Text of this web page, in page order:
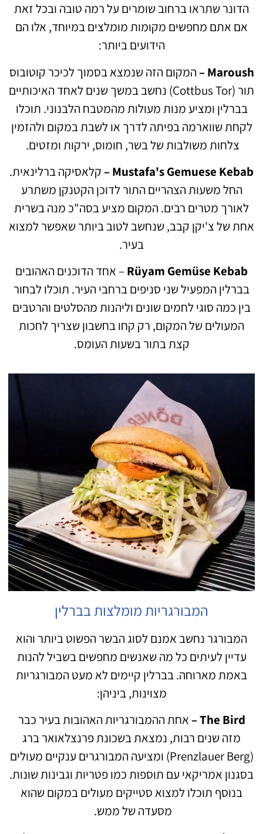
הדונר שתראו ברחוב שומרים על רמה טובה ובכל זאת
אם אתם מחפשים מקומות מומלצים במיוחד, אלו הם
הידועים ביותר:
Maroush –
המקום הזה שנמצא בסמוך לכיכר קוטובוס
תור (Cottbus Tor) נחשב במשך שנים לאחד האיכותיים
בברלין ומציע מנות מעולות מהמטבח הלבנוני. תוכלו
לקחת שווארמה בפיתה לדרך או לשבת במקום ולהזמין
צלחות משולבות של בשר, חומוס, ירקות ומזטים.
Mustafa's Gemuese Kebab –
קלאסיקה ברלינאית.
החל משעות הצהריים התור לדוכן הקטנקן משתרע
לאורך מטרים רבים. המקום מציע בסה"כ מנה בשרית
אחת של צ'יקן קבב, שנחשב לטוב ביותר שאפשר למצוא
בעיר.
Rüyam Gemüse Kebab– אחד הדוכנים האהובים
בברלין המפעיל שני סניפים ברחבי העיר. תוכלו לבחור
בין כמה סוגי לחמים שונים וליהנות מהסלטים והרטבים
המעולים של המקום, רק קחו בחשבון שצריך לחכות
קצת בתור בשעות העומס.
המבורגריות מומלצות בברלין
המבורגר נחשב אמנם לסוג הבשר הפשוט ביותר והוא
עדיין לעיתים כל מה שאנשים מחפשים בשביל להנות
באמת מארוחה. בברלין קיימים לא מעט המבורגריות
מצוינות, ביניהן:
The Bird –
אחת ההמבורגריות האהובות בעיר כבר
מזה שנים רבות, נמצאת בשכונת פרנצלאואר ברג
(Prenzlauer Berg) ומציעה המבורגרים ענקיים מעולים
בסגנון אמריקאי עם תוספות כמו פטריות וגבינות שונות.
בנוסף תוכלו למצוא סטייקים מעולים במקום שהוא
מסעדה של ממש.